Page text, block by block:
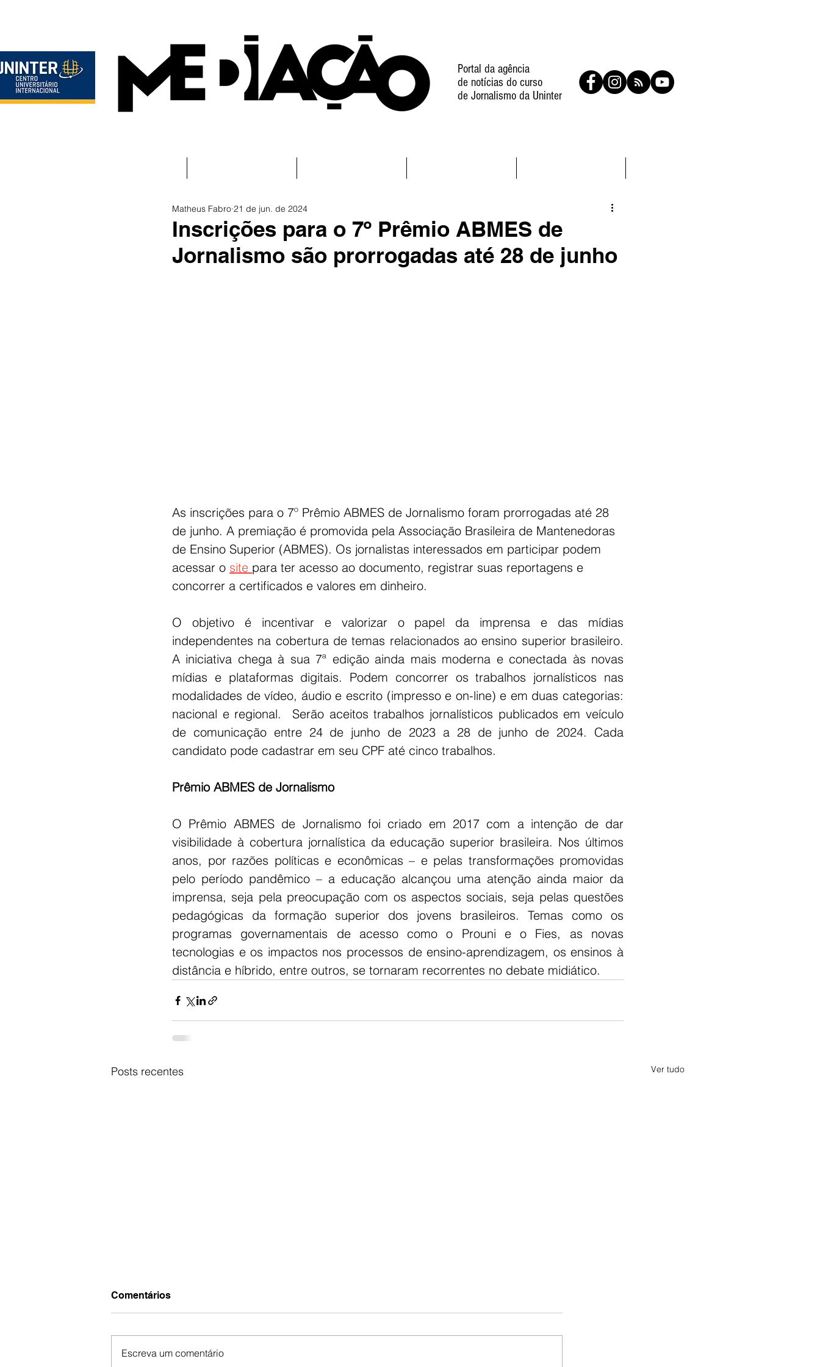
Portal da agência
de notícias do curso
de Jornalismo da Uninter
Inscrições para o 7º Prêmio ABMES de
Jornalismo são prorrogadas até 28 de junho
Matheus Fabro 21 de jun. de 2024
As inscrições para o 7º Prêmio ABMES de Jornalismo foram prorrogadas até 28
de junho. A premiação é promovida pela Associação Brasileira de Mantenedoras
de Ensino Superior (ABMES). Os jornalistas interessados em participar podem
acessar o site para ter acesso ao documento, registrar suas reportagens e
concorrer a certificados e valores em dinheiro.
O objetivo é incentivar e valorizar o papel da imprensa e das mídias
independentes na cobertura de temas relacionados ao ensino superior brasileiro.
A iniciativa chega à sua 7ª edição ainda mais moderna e conectada às novas
mídias e plataformas digitais. Podem concorrer os trabalhos jornalísticos nas
modalidades de vídeo, áudio e escrito (impresso e on-line) e em duas categorias:
nacional e regional.  Serão aceitos trabalhos jornalísticos publicados em veículo
de comunicação entre 24 de junho de 2023 a 28 de junho de 2024. Cada
candidato pode cadastrar em seu CPF até cinco trabalhos.
Prêmio ABMES de Jornalismo
O Prêmio ABMES de Jornalismo foi criado em 2017 com a intenção de dar
visibilidade à cobertura jornalística da educação superior brasileira. Nos últimos
anos, por razões políticas e econômicas – e pelas transformações promovidas
pelo período pandêmico – a educação alcançou uma atenção ainda maior da
imprensa, seja pela preocupação com os aspectos sociais, seja pelas questões
pedagógicas da formação superior dos jovens brasileiros. Temas como os
programas governamentais de acesso como o Prouni e o Fies, as novas
tecnologias e os impactos nos processos de ensino-aprendizagem, os ensinos à
distância e híbrido, entre outros, se tornaram recorrentes no debate midiático.
Posts recentes Ver tudo
Comentários
Escreva um comentário